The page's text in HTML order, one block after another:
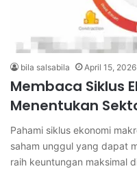
bila salsabila April 15, 2026
Membaca Siklus
Menentukan
Pahami siklus ekonomi
saham unggul yang dapat
raih keuntungan maksimal